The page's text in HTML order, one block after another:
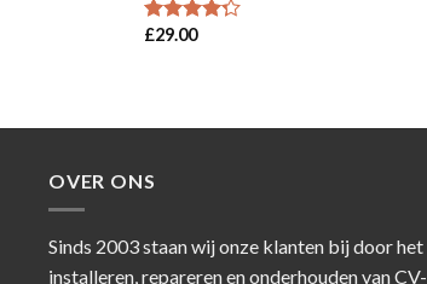
Waardering
£29.00
OVER ONS
Sinds 2003 staan wij onze klanten bij door het
installeren, repareren en onderhouden van CV-